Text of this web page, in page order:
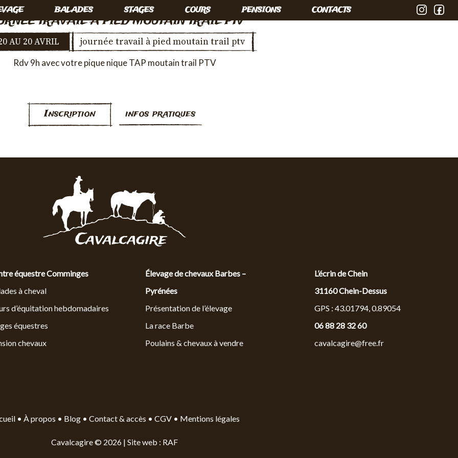
BALADES STAGES COURS PENSIONS CONTACTS
TRAVAIL À PIED MOUTAIN TRAIL PTV
AU 20 AVRIL journée travail à pied moutain trail ptv
Rdv 9h avec votre pique nique TAP moutain trail PTV
Inscription infos pratiques
équestre Comminges
à cheval
d’équitation hebdomadaires
équestres
chevaux
Élevage de chevaux Barbes –
Pyrénées
Présentation de l’élevage
La race Barbe
Poulains & chevaux à vendre
L’écrin de Chein
31160 Chein-Dessus
GPS : 43.01794, 0.89054
06 88 28 32 60
cavalcagire@free.fr
• À propos • Blog • Contact & accès • CGV• Mentions légales
Cavalcagire © 2026 | Site web : RAF